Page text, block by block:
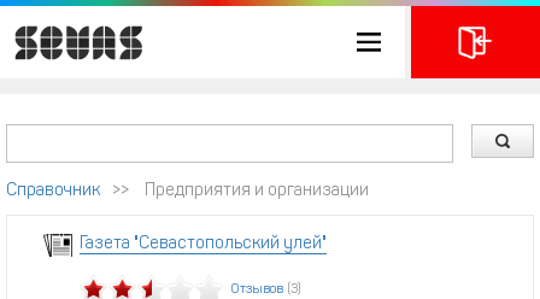
Справочник >> Предприятия и организации
Газета "Севастопольский улей"
Отзывов (3)